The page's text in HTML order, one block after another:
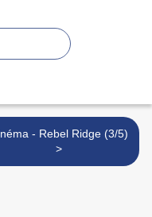
- Rebel Ridge (3/5)
>